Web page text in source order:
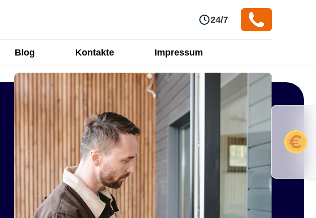
24/7
Blog Kontakte Impressum